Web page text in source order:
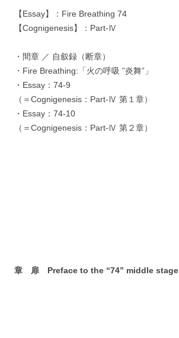
【Essay】：Fire Breathing 74
【Cognigenesis】：Part-Ⅳ
・間章 ／ 自叙録（断章）
・Fire Breathing:「火の呼吸 ”炎舞”」
・Essay：74-9
（＝Cognigenesis：Part-Ⅳ 第１章）
・Essay：74-10
（＝Cognigenesis：Part-Ⅳ 第２章）
章 扉 Preface to the “74” middle stage